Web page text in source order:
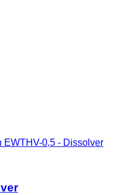
EWTHV-0,5 - Dissolver